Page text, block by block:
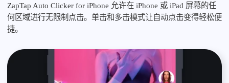
ZapTap Auto Clicker for iPhone 允许在 iPhone 或 iPad 屏幕的任
何区域进行无限制点击。单击和多击模式让自动点击变得轻松便
捷。